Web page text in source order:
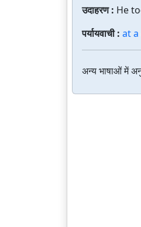
उदाहरण : He
पर्यायवाची : at
अन्य भाषाओं में